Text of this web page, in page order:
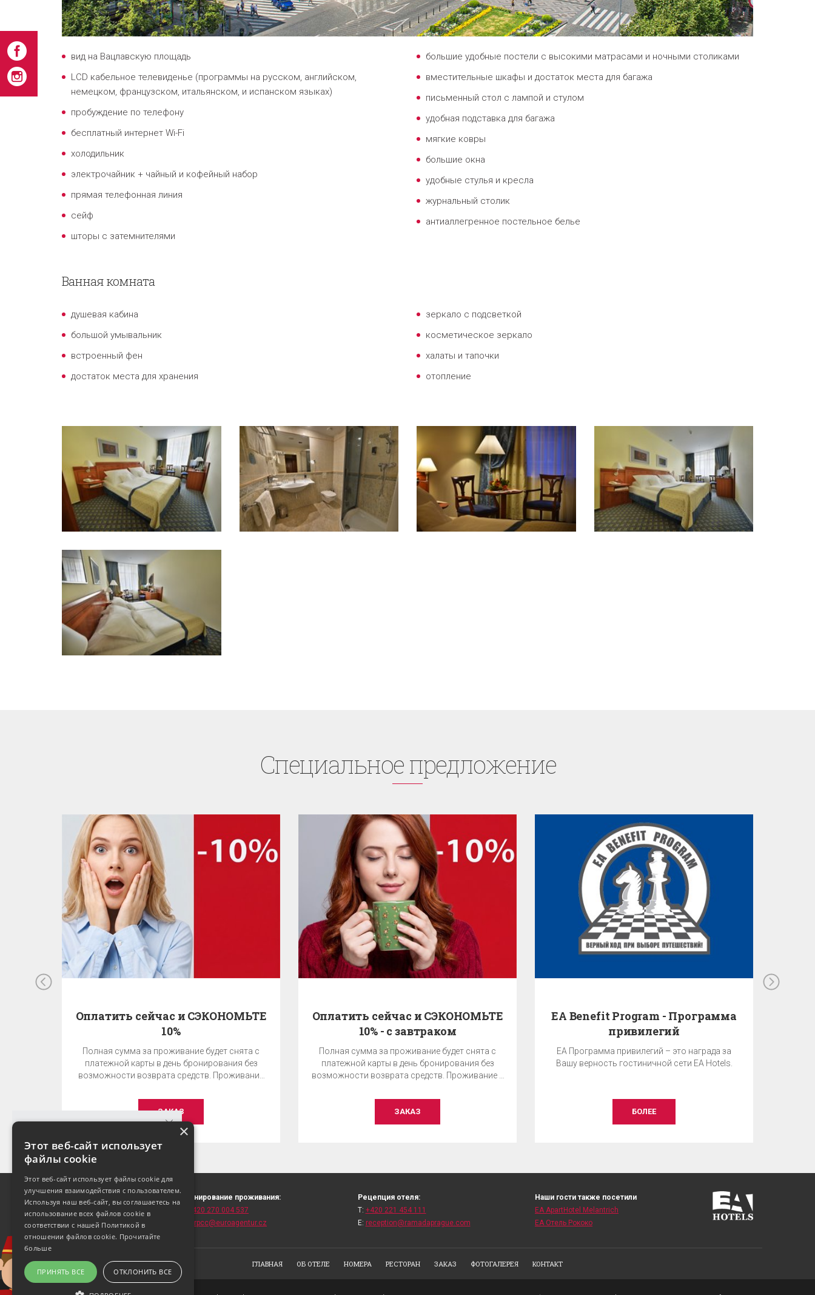
ГАРАНТИЯ ЛУЧШЕЙ ЦЕНЫ!
Лучшую цену можно получить только при
бронировании на этом сайте!
УЗНАТЬ ЦЕНУ И НАЛИЧИЕ
вид на Вацлавскую площадь
LCD кабельное телевиденье (программы на русском, английском,
немецком, французском, итальянском, и испанском языках)
пробуждение по телефону
бесплатный интернет Wi-Fi
холодильник
электрочайник + чайный и кофейный набор
прямая телефонная линия
сейф
шторы с затемнителями
большие удобные постели с высокими матрасами и ночными столиками
вместительные шкафы и достаток места для багажа
письменный стол с лампой и стулом
удобная подставка для багажа
мягкие ковры
большие окна
удобные стулья и кресла
журнальный столик
антиаллегренное постельное белье
Ванная комната
душевая кабина
большой умывальник
встроенный фен
достаток места для хранения
зеркало с подсветкой
косметическое зеркало
халаты и тапочки
отопление
Cпециaльное предложение
Оплатить сейчас и СЭКОНОМЬТЕ
10%
Полная сумма за проживание будет снята с
платежной карты в день бронирования без
возможности возврата средств. Проживание
ЗАКАЗ
Оплатить сейчас и СЭКОНОМЬТЕ
10% - с завтраком
Полная сумма за проживание будет снята с
платежной карты в день бронирования без
возможности возврата средств. Проживание с
ЗАКАЗ
EA Benefit Program - Программа
привилегий
EA Программа привилегий – это награда за
Вашу верность гостиничной сети EA Hotels.
БОЛЕЕ
Václavské náměstí 41
110 00 Praha 1
(карта)
Бронирование проживания:
+420 270 004 537
fitrpcc@euroagentur.cz
Рецепция отеля:
T: +420 221 454 111
E: reception@ramadaprague.com
Наши гости также посетили
EA ApartHotel Melantrich
ЕА Отель Рококо
ГЛАВНАЯ ОБ ОТЕЛЕ НОМЕРА РЕСТОРАН ЗАКАЗ ФОТОГАЛЕРЕЯ КОНТАКТ
×
Этот веб-сайт использует
файлы cookie
Этот веб-сайт использует файлы cookie для
улучшения взаимодействия с пользователем.
Используя наш веб-сайт, вы соглашаетесь на
использование всех файлов cookie в
соответствии с нашей Политикой в ​​
отношении файлов cookie. Прочитайте
больше
ПРИНЯТЬ ВСЕ ОТКЛОНИТЬ ВСЕ